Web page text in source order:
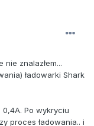
nie znalazłem...
ładowarki Shark
0,4A. Po wykryciu
proces ładowania.. i